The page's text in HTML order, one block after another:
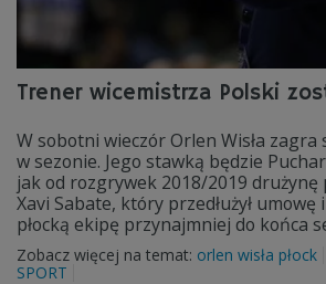
Trener wicemistrza Polski
W sobotni wieczór Orlen Wisła zagra
w sezonie. Jego stawką będzie
jak od rozgrywek 2018/2019
Xavi Sabate, który przedłużył umowę
płocką ekipę przynajmniej do końca
Zobacz więcej na temat: orlen wisła płock
SPORT